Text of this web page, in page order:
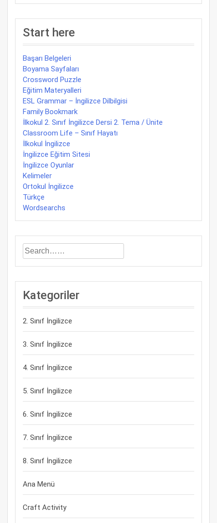
Start here
Başarı Belgeleri
Boyama Sayfaları
Crossword Puzzle
Eğitim Materyalleri
ESL Grammar – İngilizce Dilbilgisi
Family Bookmark
İlkokul 2. Sınıf İngilizce Dersi 2. Tema / Ünite
Classroom Life – Sınıf Hayatı
İlkokul İngilizce
İngilizce Eğitim Sitesi
İngilizce Oyunlar
Kelimeler
Ortokul İngilizce
Türkçe
Wordsearchs
Kategoriler
2. Sınıf İngilizce
3. Sınıf İngilizce
4. Sınıf İngilizce
5. Sınıf İngilizce
6. Sınıf İngilizce
7. Sınıf İngilizce
8. Sınıf İngilizce
Ana Menü
Craft Activity